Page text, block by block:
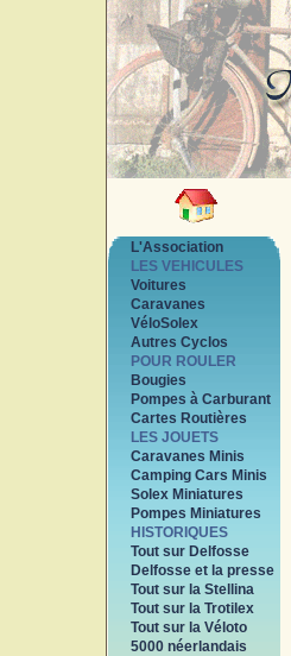
L'Association
LES VEHICULES
Voitures
Caravanes
VéloSolex
Autres Cyclos
POUR ROULER
Bougies
Pompes à Carburant
Cartes Routières
LES JOUETS
Caravanes Minis
Camping Cars Minis
Solex Miniatures
Pompes Miniatures
HISTORIQUES
Tout sur Delfosse
Delfosse et la presse
Tout sur la Stellina
Tout sur la Trotilex
Tout sur la Véloto
5000 néerlandais